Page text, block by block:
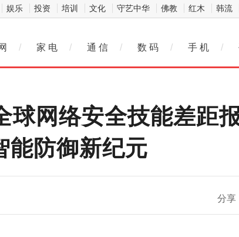
娱乐 投资 培训 文化 守艺中华 佛教 红木 韩流
/ 家 电 / 通 信 / 数 码 / 手 机 /
网络安全技能差距
能防御新纪元
分享